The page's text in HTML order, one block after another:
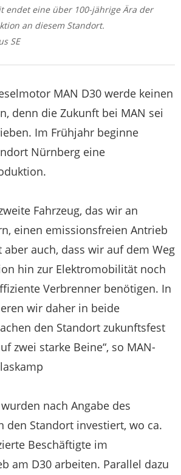
endet eine über 100-jährige Ära der
an diesem Standort.
SE
MAN D30 werde keinen
denn die Zukunft bei MAN sei
Im Frühjahr beginne
Nürnberg eine
Fahrzeug, das wir an
einen emissionsfreien Antrieb
aber auch, dass wir auf dem Weg
hin zur Elektromobilität noch
Verbrenner benötigen. In
wir daher in beide
den Standort zukunftsfest
zwei starke Beine“, so MAN-
nach Angabe des
den Standort investiert, wo ca.
Beschäftigte im
am D30 arbeiten. Parallel dazu